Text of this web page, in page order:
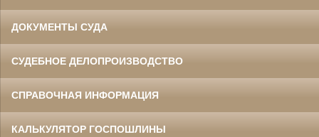
ДОКУМЕНТЫ СУДА
СУДЕБНОЕ ДЕЛОПРОИЗВОДСТВО
СПРАВОЧНАЯ ИНФОРМАЦИЯ
КАЛЬКУЛЯТОР ГОСПОШЛИНЫ